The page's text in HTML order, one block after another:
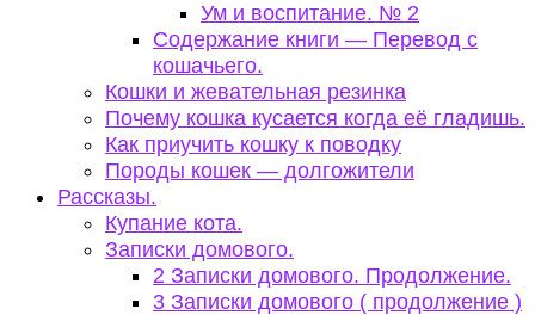
Ум и воспитание. № 2
Содержание книги — Перевод с
кошачьего.
Кошки и жевательная резинка
Почему кошка кусается когда её гладишь.
Как приучить кошку к поводку
Породы кошек — долгожители
Рассказы.
Купание кота.
Записки домового.
2 Записки домового. Продолжение.
3 Записки домового ( продолжение )